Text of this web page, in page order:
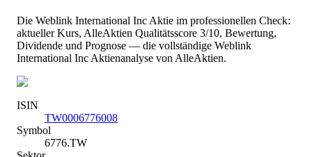
Die Weblink International Inc Aktie im professionellen Check:
aktueller Kurs, AlleAktien Qualitätsscore 3/10, Bewertung,
Dividende und Prognose — die vollständige Weblink
International Inc Aktienanalyse von AlleAktien.
ISIN
TW0006776008
Symbol
6776.TW